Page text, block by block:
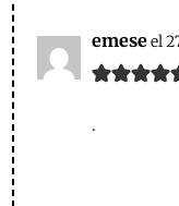
emeseel
.